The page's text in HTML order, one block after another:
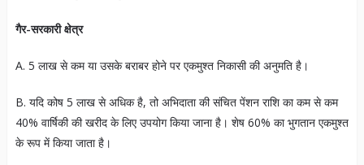
गैर-सरकारी क्षेत्र
A. 5 लाख से कम या उसके बराबर होने पर एकमुश्त निकासी की अनुमति है।
B. यदि कोष 5 लाख से अधिक है, तो अभिदाता की संचित पेंशन राशि का कम से कम
40% वार्षिकी की खरीद के लिए उपयोग किया जाना है। शेष 60% का भुगतान एकमुश्त
के रूप में किया जाता है।